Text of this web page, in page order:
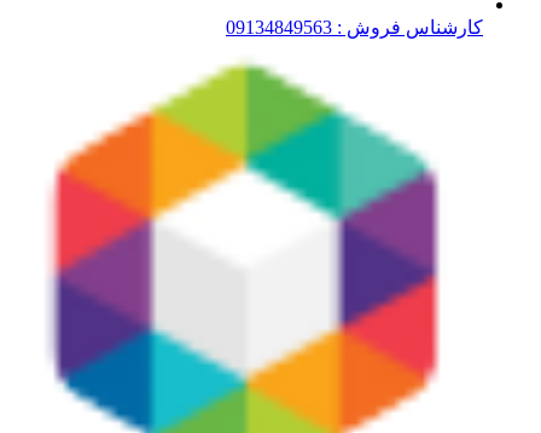
کارشناس فروش : 09134849563